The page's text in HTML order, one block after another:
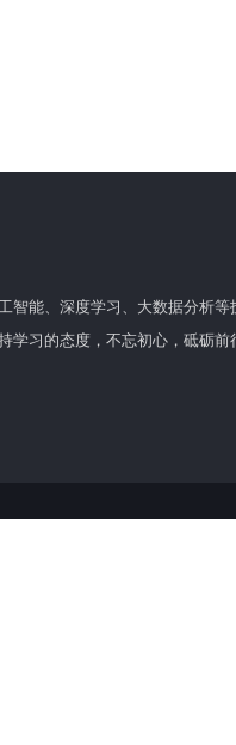
智能、深度学习、大数据分析
学习的态度，不忘初心，砥砺前